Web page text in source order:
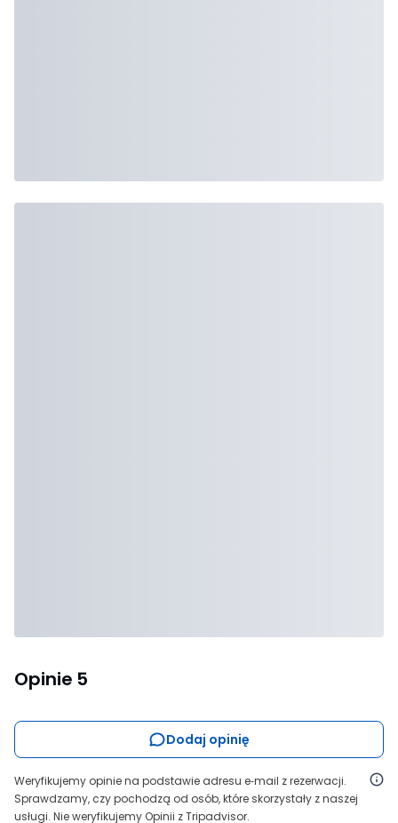
Opinie 5
Dodaj opinię
Weryfikujemy opinie na podstawie adresu e‑mail z rezerwacji.
Sprawdzamy, czy pochodzą od osób, które skorzystały z naszej
usługi. Nie weryfikujemy Opinii z Tripadvisor.